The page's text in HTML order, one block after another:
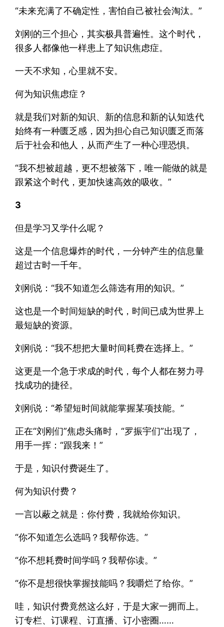
“未来充满了不确定性，害怕自己被社会淘汰。”
刘刚的三个担心，其实极具普遍性。这个时代，
很多人都像他一样患上了知识焦虑症。
一天不求知，心里就不安。
何为知识焦虑症？
就是我们对新的知识、新的信息和新的认知迭代
始终有一种匮乏感，因为担心自己知识匮乏而落
后于社会和他人，从而产生了一种心理恐惧。
“我不想被超越，更不想被落下，唯一能做的就是
跟紧这个时代，更加快速高效的吸收。”
3
但是学习又学什么呢？
这是一个信息爆炸的时代，一分钟产生的信息量
超过古时一千年。
刘刚说：“我不知道怎么筛选有用的知识。”
这也是一个时间短缺的时代，时间已成为世界上
最短缺的资源。
刘刚说：“我不想把大量时间耗费在选择上。”
这更是一个急于求成的时代，每个人都在努力寻
找成功的捷径。
刘刚说：“希望短时间就能掌握某项技能。”
正在“刘刚们”焦虑头痛时，“罗振宇们”出现了，
用手一挥：“跟我来！”
于是，知识付费诞生了。
何为知识付费？
一言以蔽之就是：你付费，我就给你知识。
“你不知道怎么选吗？我帮你选。”
“你不想耗费时间学吗？我帮你读。”
“你不是想很快掌握技能吗？我嚼烂了给你。”
哇，知识付费竟然这么好，于是大家一拥而上。
订专栏、订课程、订直播、订小密圈……